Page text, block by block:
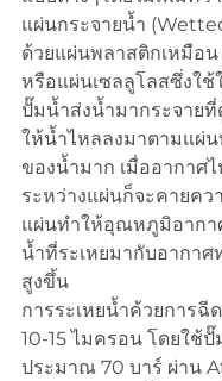
แผ่นกระจายน้ำ
ด้วยแผ่นพลาสติกเหมือ
หรือแผ่นเซลลูโลสซึ่งใช้
ปั๊มน้ำส่งน้ำมากระจาย
ให้น้ำไหลลงมาตามแผ่
ของน้ำมาก เมื่ออากาศ
ระหว่างแผ่นก็จะคายค
แผ่นทำให้อุณหภูมิอากา
น้ำที่ระเหยมากับอากา
สูงขึ้น
การระเหยน้ำค้วยการฉี
10-15 ไมครอน โดยใช้
ประมาณ 70 บาร์ ผ่าน